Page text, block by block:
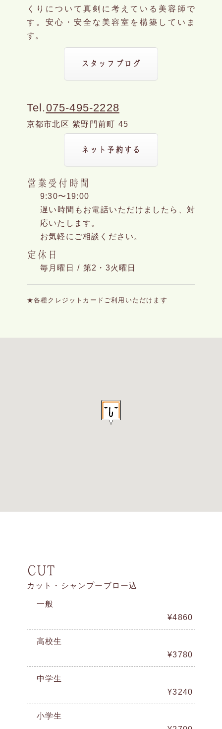
くりについて真剣に考えている美容師で
す。安心・安全な美容室を構築していま
す。
スタッフブログ
Tel.075-495-2228
京都市北区 紫野門前町 45
ネット予約する
営業受付時間
9:30〜19:00
遅い時間もお電話いただけましたら、対
応いたします。
お気軽にご相談ください。
定休日
毎月曜日 / 第2・3火曜日
★各種クレジットカードご利用いただけます
CUT
カット・シャンプーブロー込
一般
¥4860
高校生
¥3780
中学生
¥3240
小学生